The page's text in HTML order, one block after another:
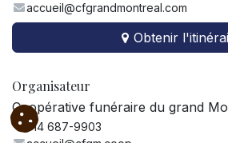
accueil@cfgrandmontreal.com
Obtenir
Organisateur
Coopérative funéraire du grand
514 687-9903